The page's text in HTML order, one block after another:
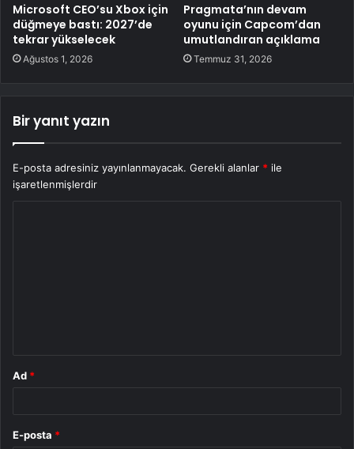
Microsoft CEO’su Xbox için
düğmeye bastı: 2027’de
tekrar yükselecek
Ağustos 1, 2026
Pragmata’nın devam
oyunu için Capcom’dan
umutlandıran açıklama
Temmuz 31, 2026
Bir yanıt yazın
E-posta adresiniz yayınlanmayacak. Gerekli alanlar * ile
işaretlenmişlerdir
Ad *
E-posta *